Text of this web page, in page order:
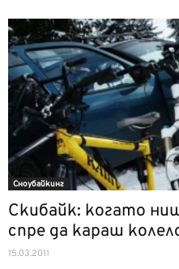
Сноубайкинг
Скибайк: когато
спре да караш
15.03.2011